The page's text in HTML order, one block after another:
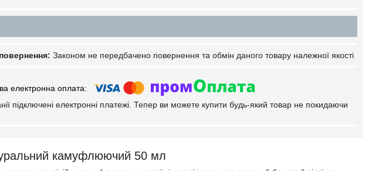
Законом не передбачено повернення та обмін даного товару належної якості
підключені електронні платежі. Тепер ви можете купити будь-який товар не покидаючи
камуфлюючий 50 мл